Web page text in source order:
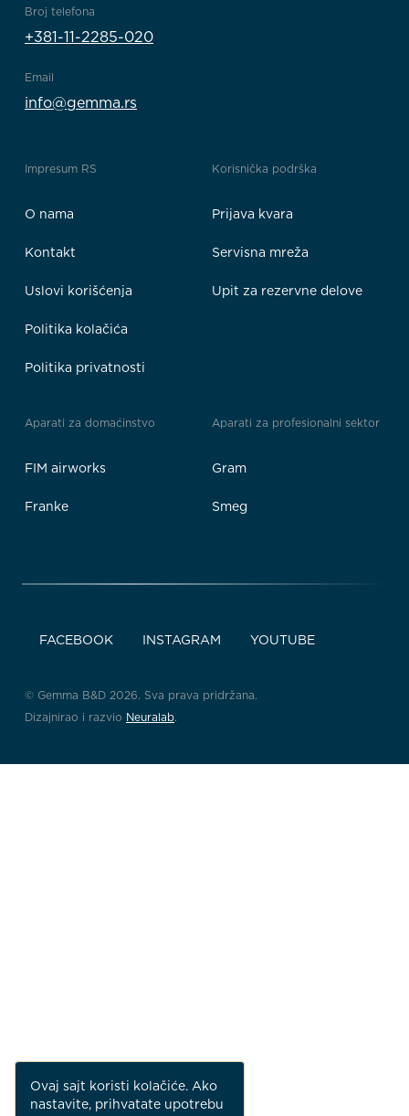
Broj telefona
+381-11-2285-020
Email
info@gemma.rs
Impresum RS
O nama
Kontakt
Uslovi korišćenja
Politika kolačića
Politika privatnosti
Korisnička podrška
Prijava kvara
Servisna mreža
Upit za rezervne delove
Aparati za domaćinstvo
FIM airworks
Franke
Aparati za profesionalni sektor
Gram
Smeg
FACEBOOK INSTAGRAM YOUTUBE
© Gemma B&D 2026. Sva prava pridržana.
Dizajnirao i razvio Neuralab.
Ovaj sajt koristi kolačiće. Ako
nastavite, prihvatate upotrebu